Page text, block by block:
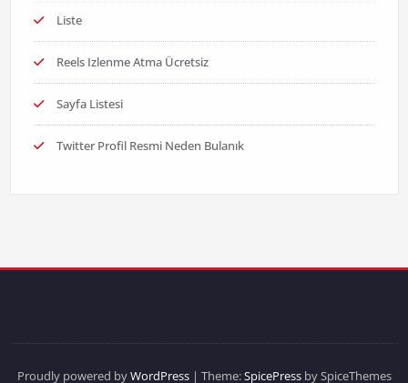
Liste
Reels Izlenme Atma Ücretsiz
Sayfa Listesi
Twitter Profil Resmi Neden Bulanık
Proudly powered byWordPress| Theme:SpicePressby SpiceThemes